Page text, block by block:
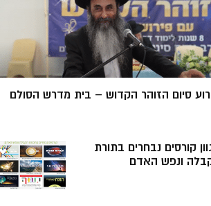
סיום הזוהר הקדוש – בית מדרש הסולם
קורסים נבחרים בתורת
ונפש האדם